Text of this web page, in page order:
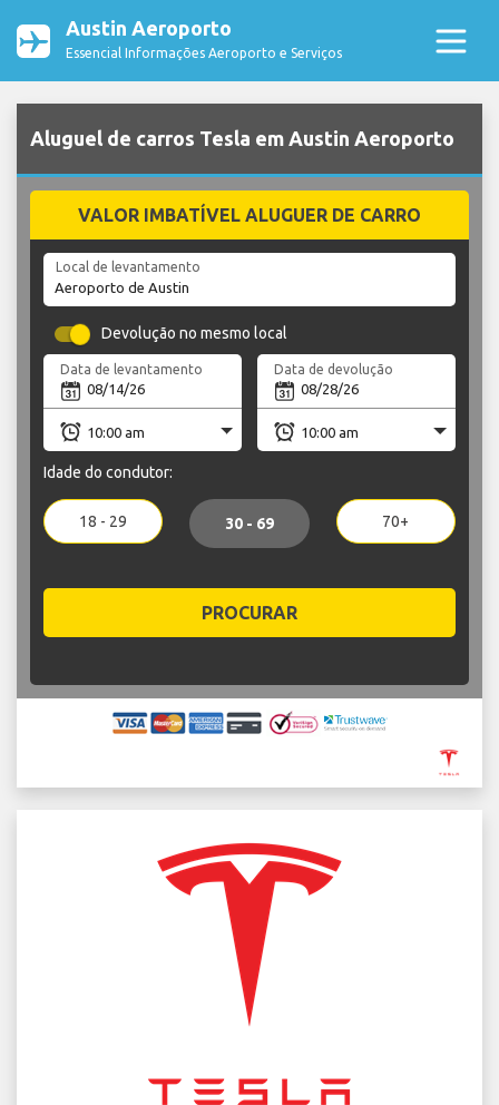
Austin Aeroporto
Essencial Informações Aeroporto e Serviços
Aluguel de carros Tesla em Austin Aeroporto
VALOR IMBATÍVEL ALUGUER DE CARRO
Local de levantamento
Devolução no mesmo local
Data de levantamento Data de devolução
Idade do condutor:
18 - 29 30 - 69 70+
PROCURAR